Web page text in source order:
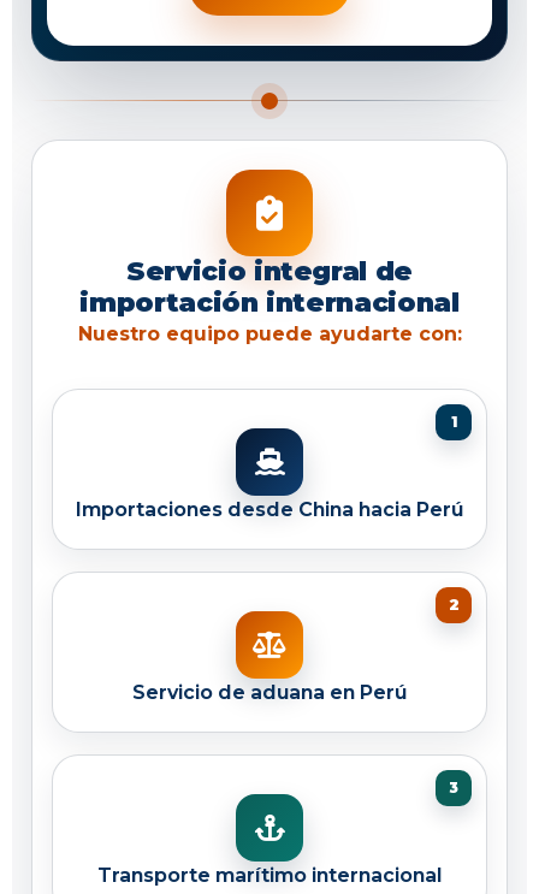
Servicio integral de
importación internacional
Nuestro equipo puede ayudarte con:
Importaciones desde China hacia Perú
Servicio de aduana en Perú
Transporte marítimo internacional